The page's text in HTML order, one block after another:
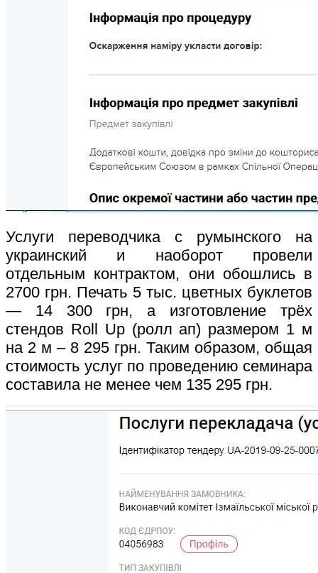
Услуги переводчика с румынского на
украинский и наоборот провели
отдельным контрактом, они обошлись в
2700 грн. Печать 5 тыс. цветных буклетов
— 14 300 грн, а изготовление трёх
стендов Roll Up (ролл ап) размером 1 м
на 2 м – 8 295 грн. Таким образом, общая
стоимость услуг по проведению семинара
составила не менее чем 135 295 грн.